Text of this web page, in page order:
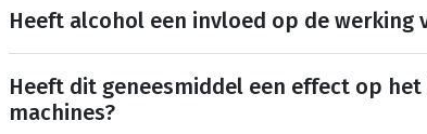
Heeft alcohol een invloed op de werking
Heeft dit geneesmiddel een effect op
machines?